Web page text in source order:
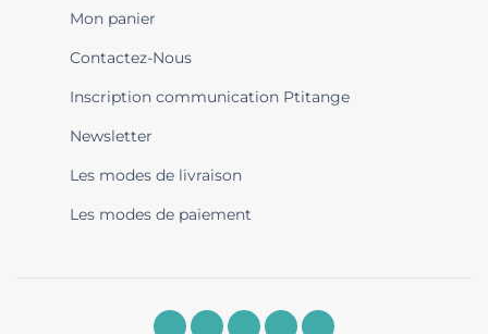
Mon panier
Contactez-Nous
Inscription communication Ptitange
Newsletter
Les modes de livraison
Les modes de paiement